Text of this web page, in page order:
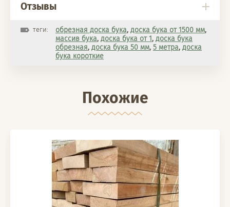
Отзывы
теги: обрезная доска бука, доска бука от 1500 мм,
массив бука, доска бука от 1, доска бука
обрезная, доска бука 50 мм, 5 метра, доска
бука короткие
Похожие